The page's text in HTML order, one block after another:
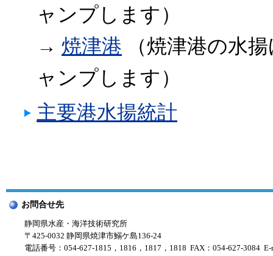
ャンプします）
→ 焼津港 （焼津港の水
ャンプします）
主要港水揚統計
お問合せ先
静岡県水産・海洋技術研究所
〒425-0032 静岡県焼津市鰯ケ島136-24
電話番号：054-627-1815，1816，1817，1818 FAX：054-627-3084